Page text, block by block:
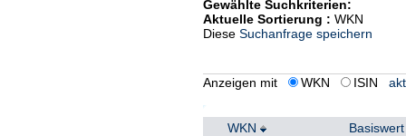
Gewählte Suchkriterien:
Aktuelle Sortierung : WKN
Diese Suchanfrage speichern
Anzeigen mit WKN ISIN
WKN